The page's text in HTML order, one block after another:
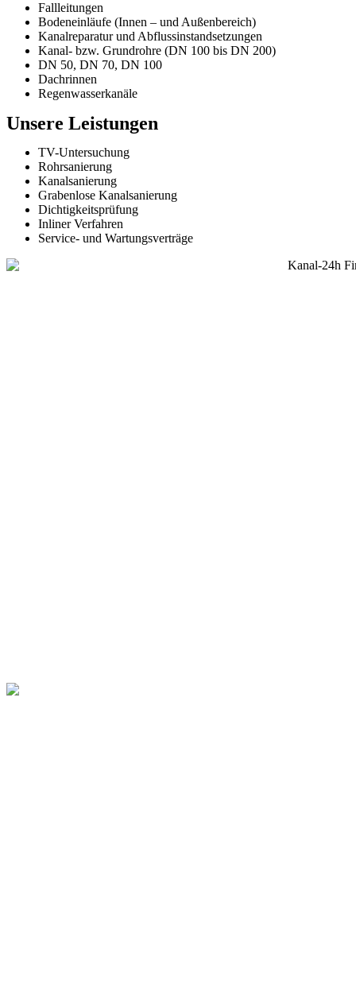
Fallleitungen
Bodeneinläufe (Innen – und Außenbereich)
Kanalreparatur und Abflussinstandsetzungen
Kanal- bzw. Grundrohre (DN 100 bis DN 200)
DN 50, DN 70, DN 100
Dachrinnen
Regenwasserkanäle
Unsere Leistungen
TV-Untersuchung
Rohrsanierung
Kanalsanierung
Grabenlose Kanalsanierung
Dichtigkeitsprüfung
Inliner Verfahren
Service- und Wartungsverträge